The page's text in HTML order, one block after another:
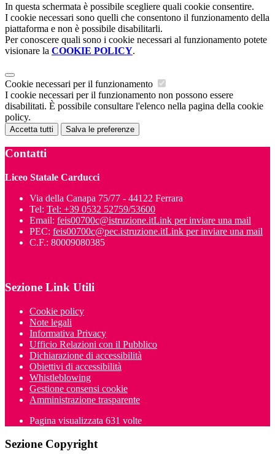
In questa schermata è possibile scegliere quali cookie consentire.
I cookie necessari sono quelli che consentono il funzionamento della
piattaforma e non è possibile disabilitarli.
Per conoscere quali sono i cookie necessari al funzionamento potete
visionare la COOKIE POLICY.
Cookie necessari per il funzionamento
I cookie necessari per il funzionamento non possono essere
disabilitati. È possibile consultare l'elenco nella pagina della cookie
policy.
Accetta tutti Salva le preferenze
Contatti
Liceo Statale Carducci
Via della Canapa 75/77 - 44122 Ferrara
Tel: Tel: +39 0532 52759/53600
Email: feis00700c@istruzione.itLink per inviare una mail
PEC: feis00700c@pec.istruzione.itLink per inviare una mail
C.F.: 80009080385
Sezione Link Utili
Cookie policy
Note legali
Informativa Privacy
Ufficio Relazioni con il Pubblico
Dichiarazione di accessibilità
Obiettivi di accessibilità
Whistleblowing
Gestione consensi cookie
Amministrazione trasparente
Pagina visualizzata 631 volte
Sezione Copyright